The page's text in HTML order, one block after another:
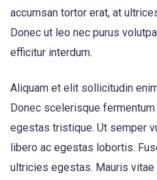
accumsan tortor erat, at
Donec ut leo nec purus
efficitur interdum.
Aliquam et elit sollicitudin
Donec scelerisque
egestas tristique. Ut semper
libero ac egestas lobortis.
ultricies egestas. Mauris vitae